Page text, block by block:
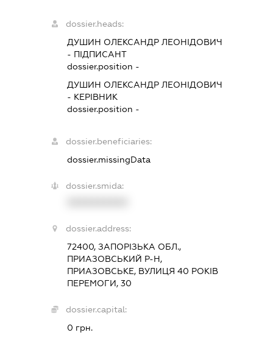
dossier.heads:
ДУШИН ОЛЕКСАНДР ЛЕОНІДОВИЧ
- ПІДПИСАНТ
dossier.position -
ДУШИН ОЛЕКСАНДР ЛЕОНІДОВИЧ
- КЕРІВНИК
dossier.position -
dossier.beneficiaries:
dossier.missingData
dossier.smida:
dossier.address:
72400, ЗАПОРІЗЬКА ОБЛ.,
ПРИАЗОВСЬКИЙ Р-Н,
ПРИАЗОВСЬКЕ, ВУЛИЦЯ 40 РОКІВ
ПЕРЕМОГИ, 30
dossier.capital:
0 грн.